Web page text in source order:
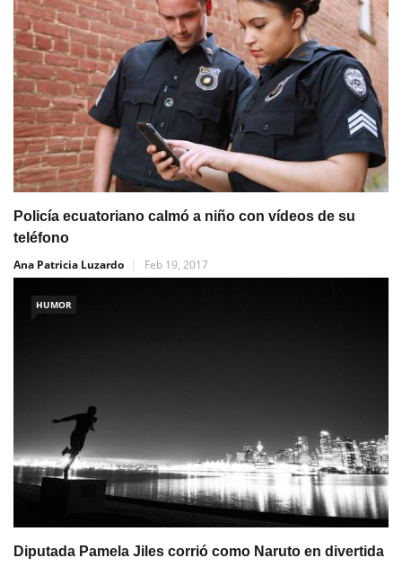
Policía ecuatoriano calmó a niño con vídeos de su
teléfono
Ana Patricia Luzardo
Feb 19, 2017
HUMOR
Diputada Pamela Jiles corrió como Naruto en divertida